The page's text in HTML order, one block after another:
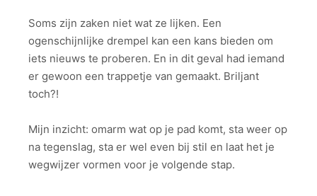
Soms zijn zaken niet wat ze lijken. Een
ogenschijnlijke drempel kan een kans bieden om
iets nieuws te proberen. En in dit geval had iemand
er gewoon een trappetje van gemaakt. Briljant
toch?!
Mijn inzicht: omarm wat op je pad komt, sta weer op
na tegenslag, sta er wel even bij stil en laat het je
wegwijzer vormen voor je volgende stap.